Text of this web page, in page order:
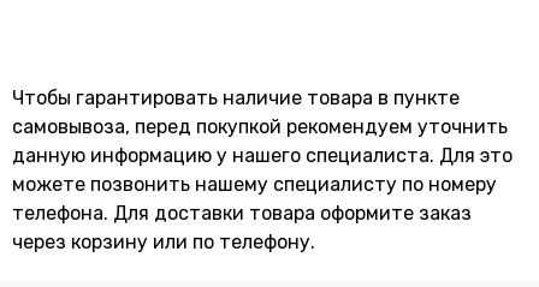
Чтобы гарантировать наличие товара в пункте
самовывоза, перед покупкой рекомендуем уточнить
данную информацию у нашего специалиста. Для это
можете позвонить нашему специaлисту по номеру
телефона. Для доставки товара оформите заказ
через корзину или по телефону.